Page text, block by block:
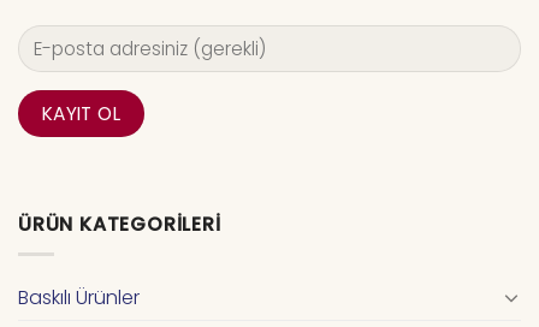
ÜRÜN KATEGORILERI
Baskılı Ürünler